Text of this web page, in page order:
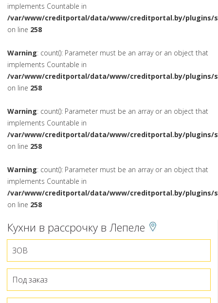
implements Countable in
/var/www/creditportal/data/www/creditportal.by/plugins/
on line 258
Warning: count(): Parameter must be an array or an object that
implements Countable in
/var/www/creditportal/data/www/creditportal.by/plugins/
on line 258
Warning: count(): Parameter must be an array or an object that
implements Countable in
/var/www/creditportal/data/www/creditportal.by/plugins/
on line 258
Warning: count(): Parameter must be an array or an object that
implements Countable in
/var/www/creditportal/data/www/creditportal.by/plugins/
on line 258
Кухни в рассрочку в Лепеле
ЗОВ
Под заказ